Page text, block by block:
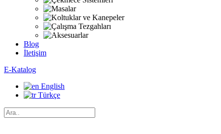
Blog
İletişim
E-Katalog
English
Türkçe